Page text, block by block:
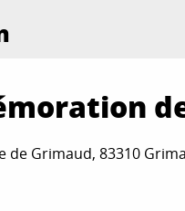
de Grimaud, 83310